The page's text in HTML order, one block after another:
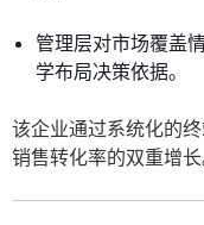
管理层对市场覆盖
学布局决策依据。
该企业通过系统化的
销售转化率的双重增长